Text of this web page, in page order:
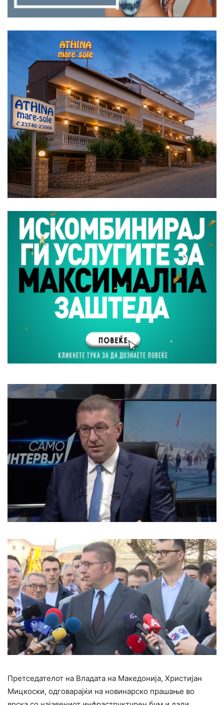
Претседателот на Владата на Македонија, Христијан
Мицкоски, одговарајќи на новинарско прашање во